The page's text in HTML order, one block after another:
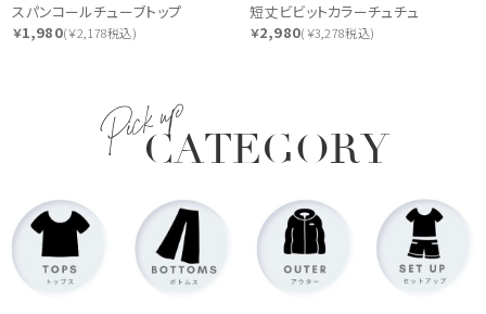
スパンコールチューブトップ
￥1,980(￥2,178税込)
短丈ビビットカラーチュチュ
￥2,980(￥3,278税込)
Pick upCATEGORY